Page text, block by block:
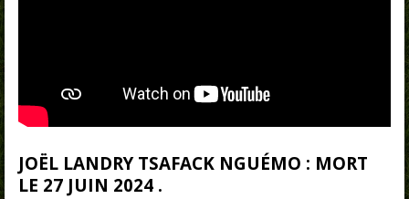
JOËL LANDRY TSAFACK NGUÉMO : MORT
LE 27 JUIN 2024 .